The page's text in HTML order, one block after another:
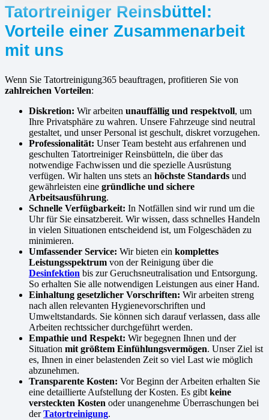
Tatortreiniger Reinsbüttel:
Vorteile einer Zusammenarbeit
mit uns
Wenn Sie Tatortreinigung365 beauftragen, profitieren Sie von
zahlreichen Vorteilen:
Diskretion: Wir arbeiten unauffällig und respektvoll, um
Ihre Privatsphäre zu wahren. Unsere Fahrzeuge sind neutral
gestaltet, und unser Personal ist geschult, diskret vorzugehen.
Professionalität: Unser Team besteht aus erfahrenen und
geschulten Tatortreiniger Reinsbütteln, die über das
notwendige Fachwissen und die spezielle Ausrüstung
verfügen. Wir halten uns stets an höchste Standards und
gewährleisten eine gründliche und sichere
Arbeitsausführung.
Schnelle Verfügbarkeit: In Notfällen sind wir rund um die
Uhr für Sie einsatzbereit. Wir wissen, dass schnelles Handeln
in vielen Situationen entscheidend ist, um Folgeschäden zu
minimieren.
Umfassender Service: Wir bieten ein komplettes
Leistungsspektrum von der Reinigung über die
Desinfektion bis zur Geruchsneutralisation und Entsorgung.
So erhalten Sie alle notwendigen Leistungen aus einer Hand.
Einhaltung gesetzlicher Vorschriften: Wir arbeiten streng
nach allen relevanten Hygienevorschriften und
Umweltstandards. Sie können sich darauf verlassen, dass alle
Arbeiten rechtssicher durchgeführt werden.
Empathie und Respekt: Wir begegnen Ihnen und der
Situation mit größtem Einfühlungsvermögen. Unser Ziel ist
es, Ihnen in einer belastenden Zeit so viel Last wie möglich
abzunehmen.
Transparente Kosten: Vor Beginn der Arbeiten erhalten Sie
eine detaillierte Aufstellung der Kosten. Es gibt keine
versteckten Kosten oder unangenehme Überraschungen bei
derTatortreinigung.